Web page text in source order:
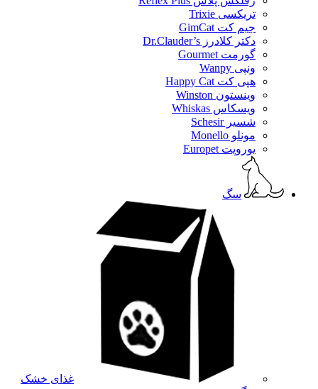
تریکسی Trixie
جیم کت GimCat
دکتر کلادرز Dr.Clauder’s
گورمت Gourmet
ونپی Wanpy
هپی کت Happy Cat
وینستون Winston
ویسکاس Whiskas
شسیر Schesir
مونلو Monello
یوروپت Europet
سگ
غذای خشک